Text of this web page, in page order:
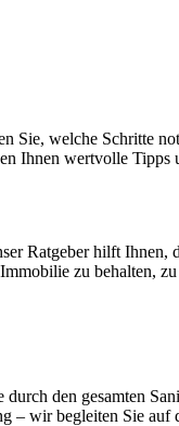
Sie, welche Schritte
Ihnen wertvolle
Ratgeber hilft
zu behalten,
den gesamten
wir begleiten Sie auf